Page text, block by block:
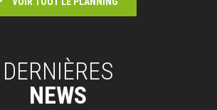
DERNIÈRES
NEWS